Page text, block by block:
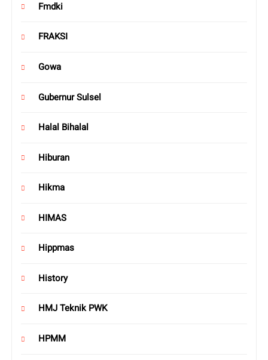
Fmdki
FRAKSI
Gowa
Gubernur Sulsel
Halal Bihalal
Hiburan
Hikma
HIMAS
Hippmas
History
HMJ Teknik PWK
HPMM